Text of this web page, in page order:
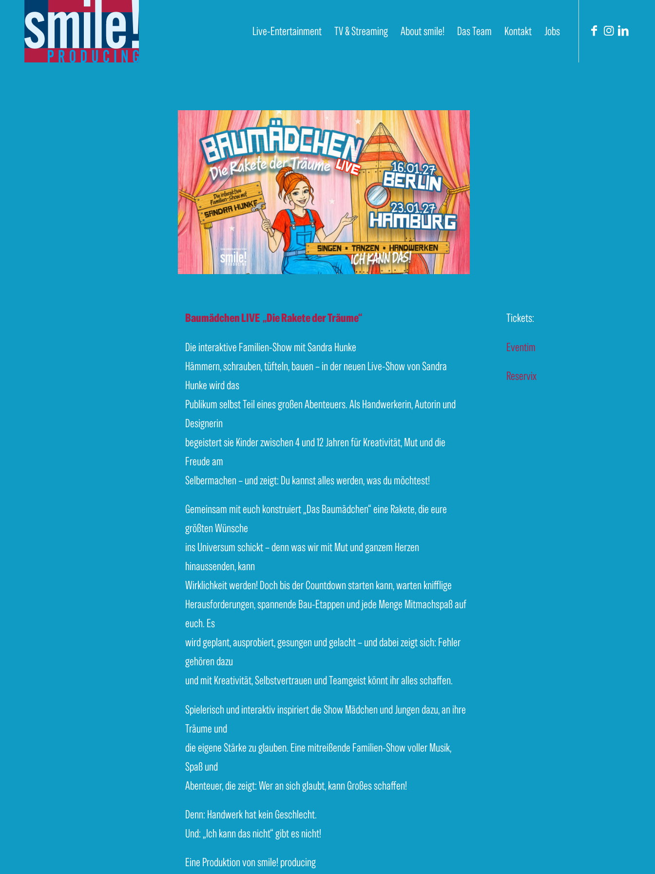
Live-Entertainment TV & Streaming About smile! Das Team Kontakt Jobs
Baumädchen LIVE„Die Rakete der Träume“
Die interaktive Familien-Show mit Sandra Hunke
Hämmern, schrauben, tüfteln, bauen – in der neuen Live-Show von Sandra
Hunke wird das
Publikum selbst Teil eines großen Abenteuers. Als Handwerkerin, Autorin und
Designerin
begeistert sie Kinder zwischen 4 und 12 Jahren für Kreativität, Mut und die
Freude am
Selbermachen – und zeigt: Du kannst alles werden, was du möchtest!
Gemeinsam mit euch konstruiert „Das Baumädchen“ eine Rakete, die eure
größten Wünsche
ins Universum schickt – denn was wir mit Mut und ganzem Herzen
hinaussenden, kann
Wirklichkeit werden! Doch bis der Countdown starten kann, warten knifflige
Herausforderungen, spannende Bau-Etappen und jede Menge Mitmachspaß auf
euch. Es
wird geplant, ausprobiert, gesungen und gelacht – und dabei zeigt sich: Fehler
gehören dazu
und mit Kreativität, Selbstvertrauen und Teamgeist könnt ihr alles schaffen.
Spielerisch und interaktiv inspiriert die Show Mädchen und Jungen dazu, an ihre
Träume und
die eigene Stärke zu glauben. Eine mitreißende Familien-Show voller Musik,
Spaß und
Abenteuer, die zeigt: Wer an sich glaubt, kann Großes schaffen!
Denn: Handwerk hat kein Geschlecht.
Und: „Ich kann das nicht“ gibt es nicht!
Eine Produktion von smile! producing
Tickets:
Eventim
Reservix